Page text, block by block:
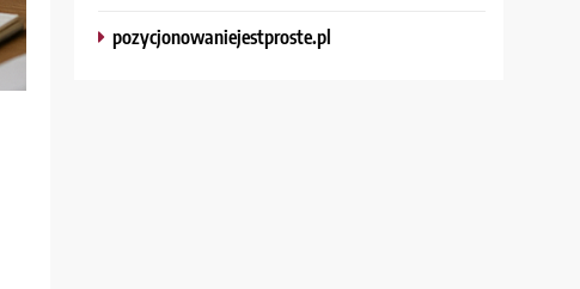
pozycjonowaniejestproste.pl